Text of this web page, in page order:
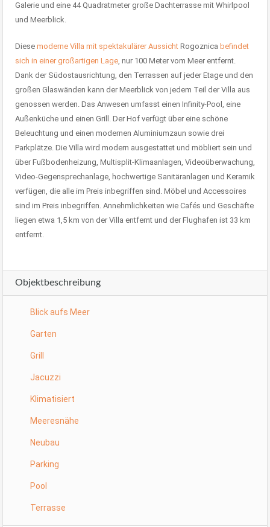
Galerie und eine 44 Quadratmeter große Dachterrasse mit Whirlpool
und Meerblick.
Diese moderne Villa mit spektakulärer Aussicht Rogoznica befindet
sich in einer großartigen Lage, nur 100 Meter vom Meer entfernt.
Dank der Südostausrichtung, den Terrassen auf jeder Etage und den
großen Glaswänden kann der Meerblick von jedem Teil der Villa aus
genossen werden. Das Anwesen umfasst einen Infinity-Pool, eine
Außenküche und einen Grill. Der Hof verfügt über eine schöne
Beleuchtung und einen modernen Aluminiumzaun sowie drei
Parkplätze. Die Villa wird modern ausgestattet und möbliert sein und
über Fußbodenheizung, Multisplit-Klimaanlagen, Videoüberwachung,
Video-Gegensprechanlage, hochwertige Sanitäranlagen und Keramik
verfügen, die alle im Preis inbegriffen sind. Möbel und Accessoires
sind im Preis inbegriffen. Annehmlichkeiten wie Cafés und Geschäfte
liegen etwa 1,5 km von der Villa entfernt und der Flughafen ist 33 km
entfernt.
Objektbeschreibung
Blick aufs Meer
Garten
Grill
Jacuzzi
Klimatisiert
Meeresnähe
Neubau
Parking
Pool
Terrasse